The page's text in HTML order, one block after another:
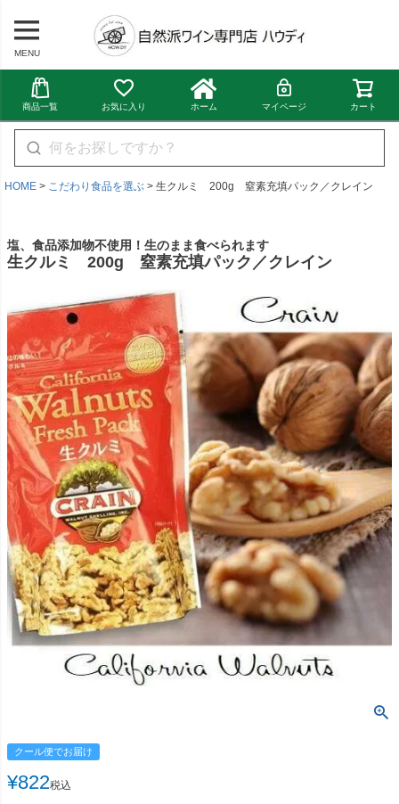
MENU
商品一覧 お気に入り ホーム マイページ カート
HOME こだわり食品を選ぶ 生クルミ 200g 窒素充填パック／クレイン
塩、食品添加物不使用！生のまま食べられます
生クルミ 200g 窒素充填パック／クレイン
クール便でお届け
¥822税込